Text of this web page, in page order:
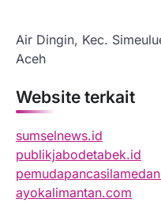
Air Dingin, Kec.
Aceh
Website terkait
sumselnews.id
publikjabodetabek.id
ayokalimantan.com